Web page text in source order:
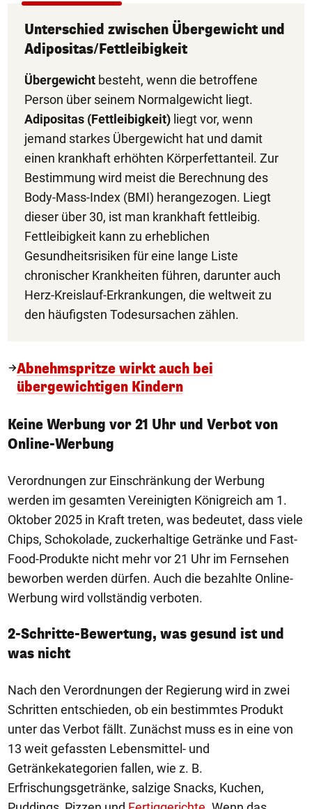
Unterschied zwischen Übergewicht und
Adipositas/Fettleibigkeit
Übergewicht besteht, wenn die betroffene
Person über seinem Normalgewicht liegt.
Adipositas (Fettleibigkeit) liegt vor, wenn
jemand starkes Übergewicht hat und damit
einen krankhaft erhöhten Körperfettanteil. Zur
Bestimmung wird meist die Berechnung des
Body-Mass-Index (BMI) herangezogen. Liegt
dieser über 30, ist man krankhaft fettleibig.
Fettleibigkeit kann zu erheblichen
Gesundheitsrisiken für eine lange Liste
chronischer Krankheiten führen, darunter auch
Herz-Kreislauf-Erkrankungen, die weltweit zu
den häufigsten Todesursachen zählen.
Abnehmspritze wirkt auch bei
übergewichtigen Kindern
Keine Werbung vor 21 Uhr und Verbot von
Online-Werbung
Verordnungen zur Einschränkung der Werbung
werden im gesamten Vereinigten Königreich am 1.
Oktober 2025 in Kraft treten, was bedeutet, dass viele
Chips, Schokolade, zuckerhaltige Getränke und Fast-
Food-Produkte nicht mehr vor 21 Uhr im Fernsehen
beworben werden dürfen. Auch die bezahlte Online-
Werbung wird vollständig verboten.
2-Schritte-Bewertung, was gesund ist und
was nicht
Nach den Verordnungen der Regierung wird in zwei
Schritten entschieden, ob ein bestimmtes Produkt
unter das Verbot fällt. Zunächst muss es in eine von
13 weit gefassten Lebensmittel- und
Getränkekategorien fallen, wie z. B.
Erfrischungsgetränke, salzige Snacks, Kuchen,